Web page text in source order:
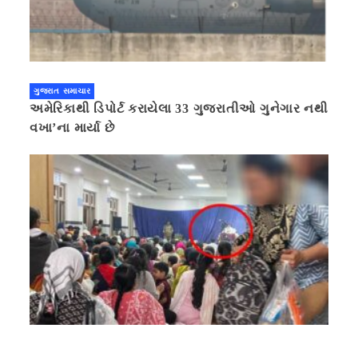
ગુજરાત સમાચાર
અમેરિકાથી ડિપોર્ટ કરાયેલા 33 ગુજરાતીઓ ગુનેગાર નથી
વખા’ના માર્યા છે